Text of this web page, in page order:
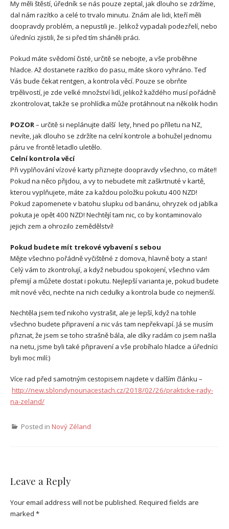
My měli štěstí, úředník se nás pouze zeptal, jak dlouho se zdržíme,
dal nám razítko a celé to trvalo minutu. Znám ale lidi, kteří měli
doopravdy problém, a nepustili je.. Jelikož vypadali podezřelí, nebo
úředníci zjistili, že si před tím sháněli práci.
Pokud máte svědomí čisté, určitě se nebojte, a vše proběhne
hladce. Až dostanete razítko do pasu, máte skoro vyhráno. Teď
Vás bude čekat rentgen, a kontrola věcí. Pouze se obrňte
trpělivostí, je zde velké množství lidí, jelikož každého musí pořádně
zkontrolovat, takže se prohlídka může protáhnout na několik hodin
POZOR– určitě si neplánujte další lety, hned po příletu na NZ,
nevíte, jak dlouho se zdržíte na celní kontrole a bohužel jednomu
páru ve frontě letadlo uletělo.
Celní kontrola věcí
Při vyplňování vízové karty přiznejte doopravdy všechno, co máte!!
Pokud na něco přijdou, a vy to nebudete mít zaškrtnuté v kartě,
kterou vyplňujete, máte za každou položku pokutu 400 NZD!
Pokud zapomenete v batohu slupku od banánu, ohryzek od jablka
pokuta je opět 400 NZD! Nechtějí tam nic, co by kontaminovalo
jejich zem a ohrozilo zemědělství!
Pokud budete mít trekové vybavení s sebou
Mějte všechno pořádně vyčištěné z domova, hlavně boty a stan!
Celý vám to zkontrolují, a když nebudou spokojení, všechno vám
přemijí a můžete dostat i pokutu. Nejlepší varianta je, pokud budete
mít nové věci, nechte na nich cedulky a kontrola bude co nejmenší.
Nechtěla jsem teď nikoho vystrašit, ale je lepší, když na tohle
všechno budete připravení a nic vás tam nepřekvapí. Já se musím
přiznat, že jsem se toho strašně bála, ale díky radám co jsem našla
na netu, jsme byli také připravení a vše probíhalo hladce a úředníci
byli moc milí:)
Více rad před samotným cestopisem najdete v dalším článku –
http://new.sblondynounacestach.cz/2018/02/26/prakticke-rady-
na-zeland/
Posted in Nový Zéland
Leave a Reply
Your email address will not be published. Required fields are
marked *